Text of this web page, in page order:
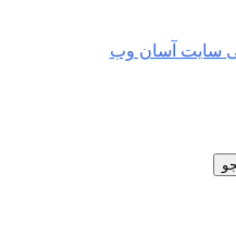
سایت آسان وب